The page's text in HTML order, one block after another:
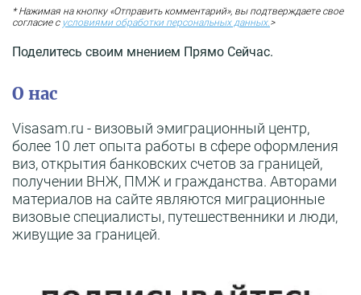
* Нажимая на кнопку «Отправить комментарий», вы подтверждаете свое
согласие с условиями обработки персональных данных.>
Поделитесь своим мнением Прямо Сейчас.
О нас
Visasam.ru - визовый эмиграционный центр,
более 10 лет опыта работы в сфере оформления
виз, открытия банковских счетов за границей,
получении ВНЖ, ПМЖ и гражданства. Авторами
материалов на сайте являются миграционные
визовые специалисты, путешественники и люди,
живущие за границей.